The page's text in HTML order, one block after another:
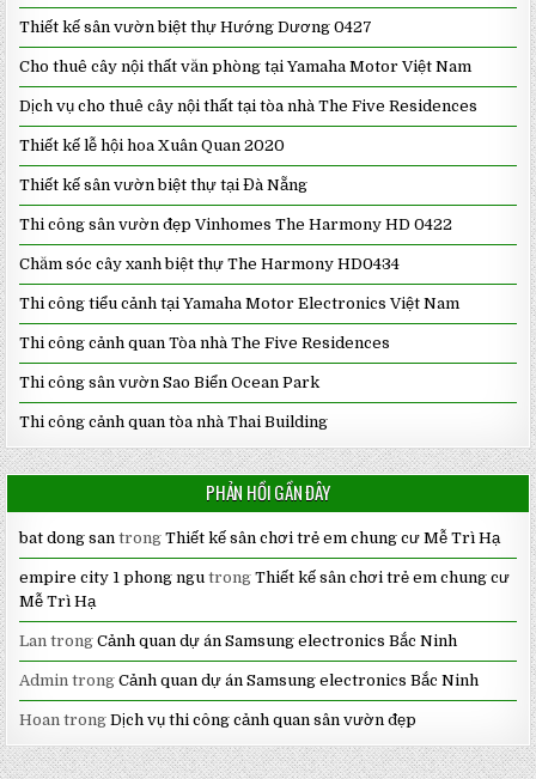
Thiết kế sân vườn biệt thự Hướng Dương 0427
Cho thuê cây nội thất văn phòng tại Yamaha Motor Việt Nam
Dịch vụ cho thuê cây nội thất tại tòa nhà The Five Residences
Thiết kế lễ hội hoa Xuân Quan 2020
Thiết kế sân vườn biệt thự tại Đà Nẵng
Thi công sân vườn đẹp Vinhomes The Harmony HD 0422
Chăm sóc cây xanh biệt thự The Harmony HD0434
Thi công tiểu cảnh tại Yamaha Motor Electronics Việt Nam
Thi công cảnh quan Tòa nhà The Five Residences
Thi công sân vườn Sao Biển Ocean Park
Thi công cảnh quan tòa nhà Thai Building
PHẢN HỒI GẦN ĐÂY
bat dong san trongThiết kế sân chơi trẻ em chung cư Mễ Trì Hạ
empire city 1 phong ngu trongThiết kế sân chơi trẻ em chung cư
Mễ Trì Hạ
Lan trongCảnh quan dự án Samsung electronics Bắc Ninh
Admin trongCảnh quan dự án Samsung electronics Bắc Ninh
Hoan trongDịch vụ thi công cảnh quan sân vườn đẹp